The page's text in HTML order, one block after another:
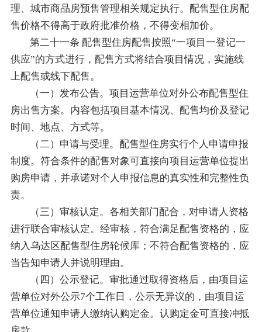
理、城市商品房预售管理相关规定执行。配售型住房配
售价格不得高于政府批准价格，不得变相加价。
第二十一条 配售型住房配售按照“一项目一登记一
供应”的方式进行，配售方式将结合项目情况，实施线
上配售或线下配售。
（一）发布公告。项目运营单位对外公布配售型住
房出售方案。内容包括项目基本情况、配售均价及登记
时间、地点、方式等。
（二）申请与受理。配售型住房实行个人申请申报
制度。符合条件的配售对象可直接向项目运营单位提出
购房申请，并承诺对个人申报信息的真实性和完整性负
责。
（三）审核认定。各相关部门配合，对申请人资格
进行联合审核认定。经审核，符合满足配售资格的，应
纳入乌达区配售型住房轮候库；不符合配售资格的，应
当告知申请人并说明理由。
（四）公示登记。审批通过取得资格后，由项目运
营单位对外公示7个工作日，公示无异议的，由项目运
营单位通知申请人缴纳认购定金。认购定金可直接冲抵